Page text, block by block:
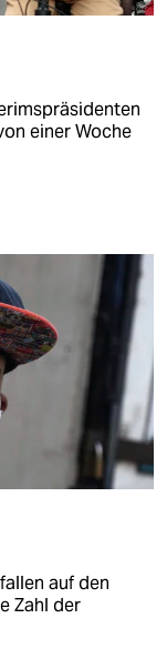
einer Woche
auf den
Zahl der